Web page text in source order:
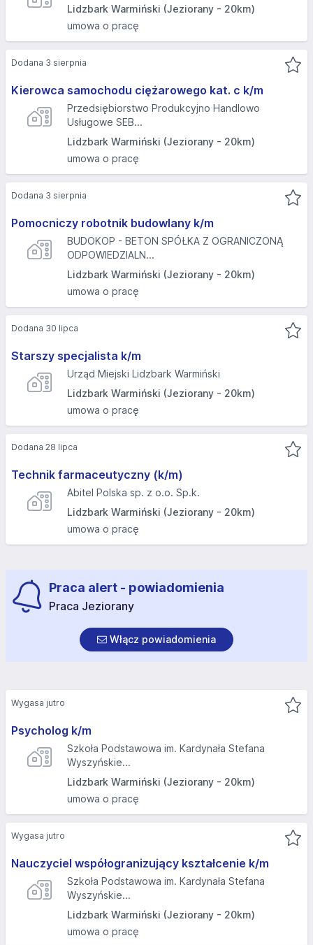
Lidzbark Warmiński (Jeziorany - 20km)
umowa o pracę
Kierowca samochodu ciężarowego kat. c k/m
Przedsiębiorstwo Produkcyjno Handlowo
Usługowe SEB...
Lidzbark Warmiński (Jeziorany - 20km)
umowa o pracę
Dodana 3 sierpnia
Pomocniczy robotnik budowlany k/m
BUDOKOP - BETON SPÓŁKA Z OGRANICZONĄ
ODPOWIEDZIALN...
Lidzbark Warmiński (Jeziorany - 20km)
umowa o pracę
Dodana 3 sierpnia
Starszy specjalista k/m
Urząd Miejski Lidzbark Warmiński
Lidzbark Warmiński (Jeziorany - 20km)
umowa o pracę
Dodana 30 lipca
Technik farmaceutyczny (k/m)
Abitel Polska sp. z o.o. Sp.k.
Lidzbark Warmiński (Jeziorany - 20km)
umowa o pracę
Dodana 28 lipca
Praca alert - powiadomienia
Praca Jeziorany
Włącz powiadomienia
Psycholog k/m
Szkoła Podstawowa im. Kardynała Stefana
Wyszyńskie...
Lidzbark Warmiński (Jeziorany - 20km)
umowa o pracę
Wygasa jutro
Nauczyciel współogranizujący kształcenie k/m
Szkoła Podstawowa im. Kardynała Stefana
Wyszyńskie...
Lidzbark Warmiński (Jeziorany - 20km)
umowa o pracę
Wygasa jutro